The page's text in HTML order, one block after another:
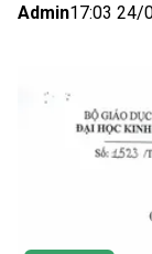
Admin17:03 24/